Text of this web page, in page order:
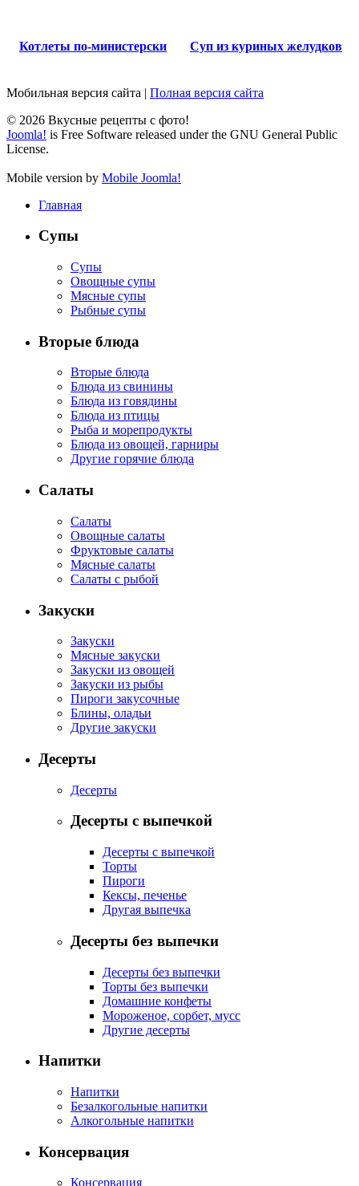
Котлеты по-министерски Суп из куриных желудков
Мобильная версия сайта | Полная версия сайта
© 2026 Вкусные рецепты с фото!
Joomla! is Free Software released under the GNU General Public
License.
Mobile version by Mobile Joomla!
Главная
Супы
Супы
Овощные супы
Мясные супы
Рыбные супы
Вторые блюда
Вторые блюда
Блюда из свинины
Блюда из говядины
Блюда из птицы
Рыба и морепродукты
Блюда из овощей, гарниры
Другие горячие блюда
Салаты
Салаты
Овощные салаты
Фруктовые салаты
Мясные салаты
Салаты с рыбой
Закуски
Закуски
Мясные закуски
Закуски из овощей
Закуски из рыбы
Пироги закусочные
Блины, оладьи
Другие закуски
Десерты
Десерты
Десерты с выпечкой
Десерты с выпечкой
Торты
Пироги
Кексы, печенье
Другая выпечка
Десерты без выпечки
Десерты без выпечки
Торты без выпечки
Домашние конфеты
Мороженое, сорбет, мусс
Другие десерты
Напитки
Напитки
Безалкогольные напитки
Алкогольные напитки
Консервация
Консервация